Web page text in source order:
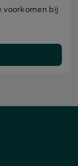
voorkomen bij